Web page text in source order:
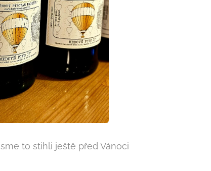
to stihli ještě před Vánoci👏